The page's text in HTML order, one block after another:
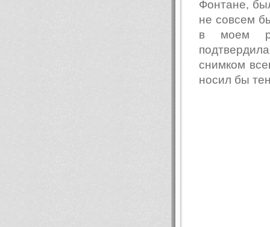
Фонтане,
не совсем
в моем
снимком
носил бы